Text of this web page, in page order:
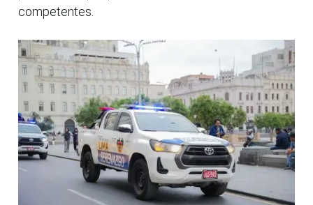
competentes.